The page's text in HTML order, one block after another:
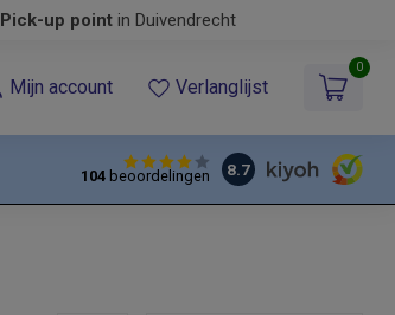
Pick-up pointin Duivendrecht
Mijn account Verlanglijst
0
104beoordelingen 8.7